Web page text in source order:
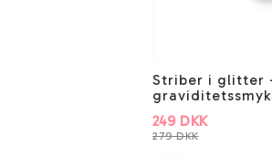
Striber i glitter
279 DKK
249 DKK